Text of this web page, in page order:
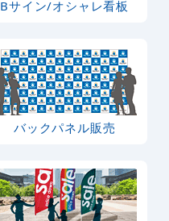
Bサイン/オシャレ看板
バックパネル販売